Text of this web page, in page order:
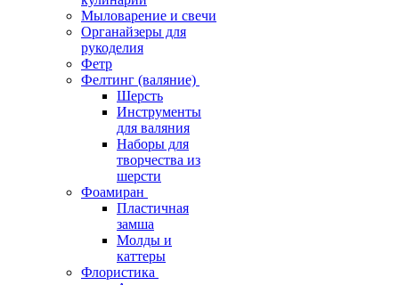
Мыловарение и свечи
Органайзеры для
рукоделия
Фетр
Фелтинг (валяние)
Шерсть
Инструменты
для валяния
Наборы для
творчества из
шерсти
Фоамиран
Пластичная
замша
Молды и
каттеры
Флористика